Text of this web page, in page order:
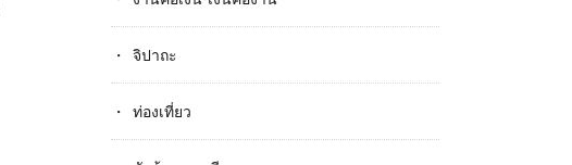
จิปาถะ
ท่องเที่ยว